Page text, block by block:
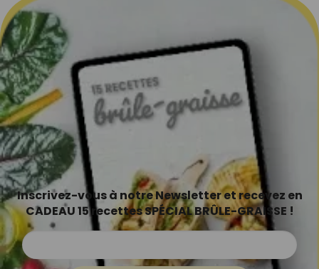
Inscrivez-vous à notre Newsletter et recevez en
CADEAU 15 recettes SPÉCIAL BRÛLE-GRAISSE !